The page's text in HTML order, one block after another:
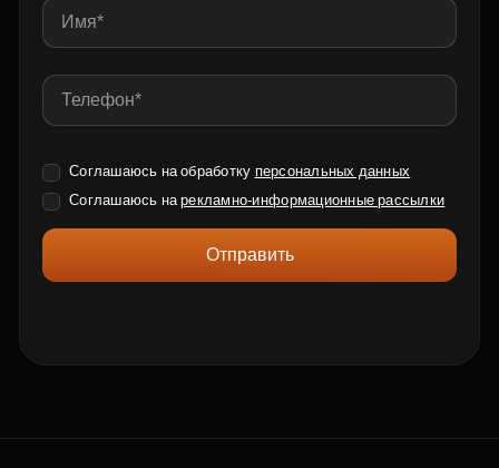
Соглашаюсь на обработку персональных данных
Соглашаюсь нарекламно-информационные рассылки
Отправить